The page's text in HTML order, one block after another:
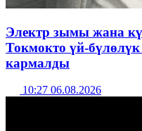
Электр зымы жана
Токмокто үй-
кармалды
10:27 06.08.2026